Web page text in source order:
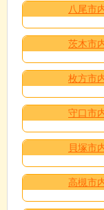
八尾市
茨木市
枚方市
守口市
貝塚市
高槻市